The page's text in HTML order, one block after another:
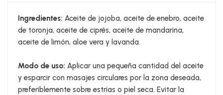
Ingredientes: Aceite de jojoba, aceite de enebro, aceite
de toronja, aceite de ciprés, aceite de mandarina,
aceite de limón, aloe vera y lavanda.
Modo de uso: Aplicar una pequeña cantidad del aceite
y esparcir con masajes circulares por la zona deseada,
preferiblemente sobre estrías o piel seca. Evitar la